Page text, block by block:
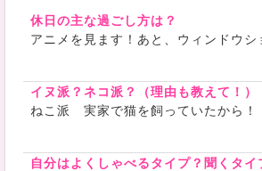
休日の主な過ごし方は？
アニメを見ます！あと、ウィンドウシ
イヌ派？ネコ派？（理由も教えて！）
ねこ派 実家で猫を飼っていたから！
自分はよくしゃべるタイプ？聞くタイ